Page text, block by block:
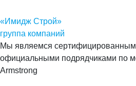
«Имидж Строй»
группа компаний
Мы являемся
официальными подрядчиками по
Armstrong